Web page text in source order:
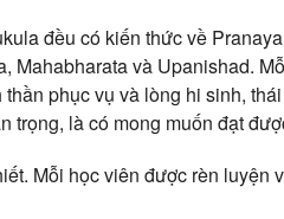
đều có kiến thức về
Mahabharata và Upanishad.
phục vụ và lòng hi sinh,
trọng, là có mong muốn đạt
Mỗi học viên được rèn luyện